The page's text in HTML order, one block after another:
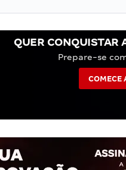
QUER CONQUISTAR
Prepare-se
COMECE